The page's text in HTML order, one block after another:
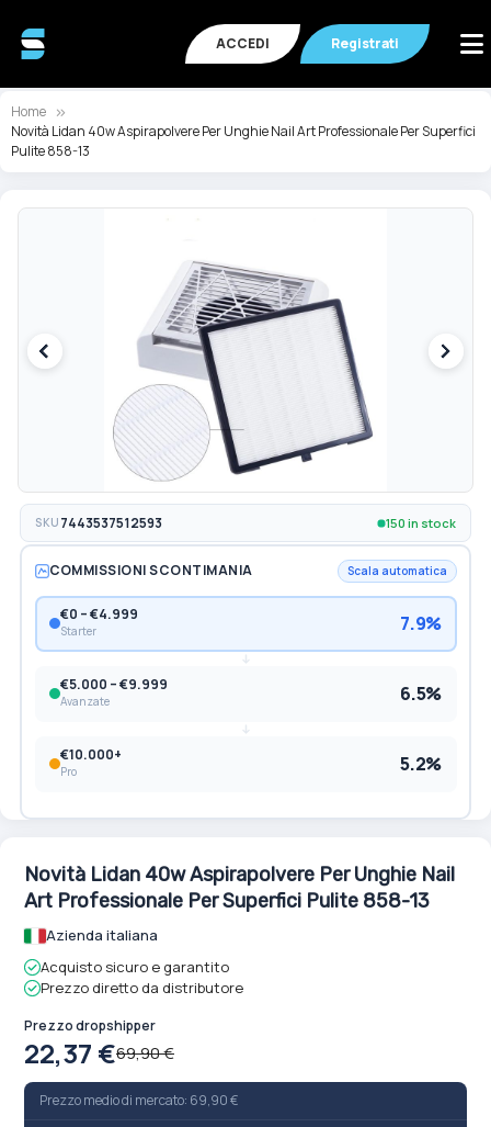
ACCEDI Registrati
Home
Novità Lidan 40w Aspirapolvere Per Unghie Nail Art Professionale Per Superfici
Pulite 858-13
Vai
immagini
Vai
SKU 7443537512593 150 in stock
COMMISSIONI SCONTIMANIA Scala automatica
€0 – €4.999
Starter 7.9%
€5.000 – €9.999
Avanzate 6.5%
€10.000+
Pro 5.2%
Novità Lidan 40w Aspirapolvere Per Unghie Nail
Art Professionale Per Superfici Pulite 858-13
Azienda italiana
Acquisto sicuro e garantito
Prezzo diretto da distributore
Prezzo dropshipper
22,37 €69,90 €
Prezzo medio di mercato: 69,90 €